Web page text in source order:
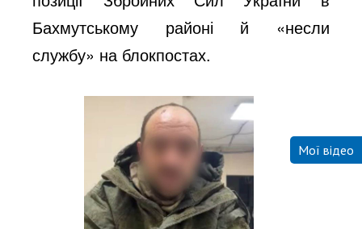
Бахмутському районі й «несли
службу» на блокпостах.
Мої відео